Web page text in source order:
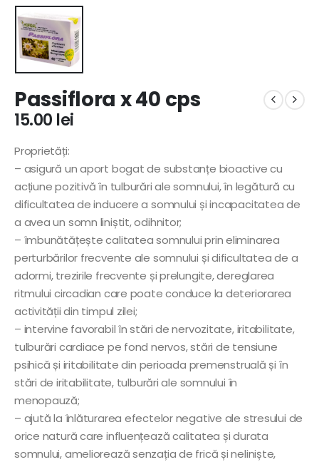
Passiflora x 40 cps
15.00 lei
Proprietăți:
– asigură un aport bogat de substanțe bioactive cu
acțiune pozitivă în tulburări ale somnului, în legătură cu
dificultatea de inducere a somnului și incapacitatea de
a avea un somn liniștit, odihnitor;
– îmbunătățește calitatea somnului prin eliminarea
perturbărilor frecvente ale somnului și dificultatea de a
adormi, trezirile frecvente și prelungite, dereglarea
ritmului circadian care poate conduce la deteriorarea
activității din timpul zilei;
– intervine favorabil în stări de nervozitate, iritabilitate,
tulburări cardiace pe fond nervos, stări de tensiune
psihică și iritabilitate din perioada premenstruală și în
stări de iritabilitate, tulburări ale somnului în
menopauză;
– ajută la înlăturarea efectelor negative ale stresului de
orice natură care influențează calitatea și durata
somnului, ameliorează senzația de frică și neliniște,